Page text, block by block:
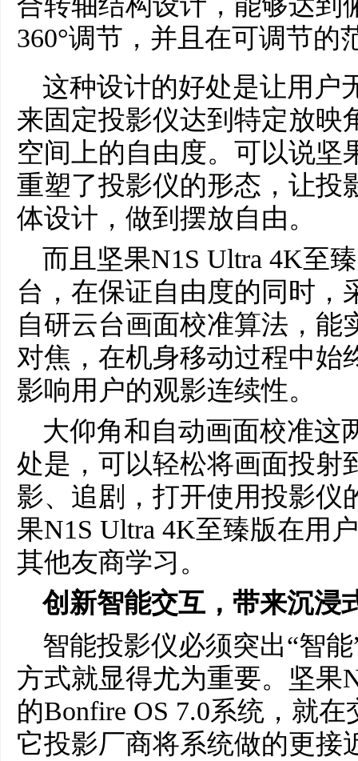
360°调节，并且在可调节的
这种设计的好处是让用户
来固定投影仪达到特定放映
空间上的自由度。可以说坚
重塑了投影仪的形态，让投
体设计，做到摆放自由。
而且坚果N1S Ultra 4K至
台，在保证自由度的同时，
自研云台画面校准算法，能
对焦，在机身移动过程中始
影响用户的观影连续性。
大仰角和自动画面校准这
处是，可以轻松将画面投射
影、追剧，打开使用投影仪
果N1S Ultra 4K至臻版在用
其他友商学习。
创新智能交互，带来沉浸
智能投影仪必须突出“智
方式就显得尤为重要。坚果
的Bonfire OS 7.0系统，就
它投影厂商将系统做的更接